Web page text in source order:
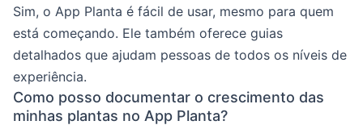
Sim, o App Planta é fácil de usar, mesmo para quem
está começando. Ele também oferece guias
detalhados que ajudam pessoas de todos os níveis de
experiência.
Como posso documentar o crescimento das
minhas plantas no App Planta?